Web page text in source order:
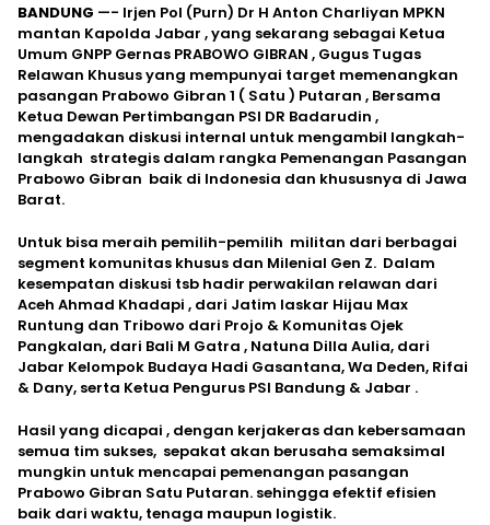
BANDUNG —- Irjen Pol (Purn) Dr H Anton Charliyan MPKN
mantan Kapolda Jabar , yang sekarang sebagai Ketua
Umum GNPP Gernas PRABOWO GIBRAN , Gugus Tugas
Relawan Khusus yang mempunyai target memenangkan
pasangan Prabowo Gibran 1 ( Satu ) Putaran , Bersama
Ketua Dewan Pertimbangan PSI DR Badarudin ,
mengadakan diskusi internal untuk mengambil langkah-
langkah strategis dalam rangka Pemenangan Pasangan
Prabowo Gibran baik di Indonesia dan khususnya di Jawa
Barat.
Untuk bisa meraih pemilih-pemilih militan dari berbagai
segment komunitas khusus dan Milenial Gen Z. Dalam
kesempatan diskusi tsb hadir perwakilan relawan dari
Aceh Ahmad Khadapi , dari Jatim laskar Hijau Max
Runtung dan Tribowo dari Projo & Komunitas Ojek
Pangkalan, dari Bali M Gatra , Natuna Dilla Aulia, dari
Jabar Kelompok Budaya Hadi Gasantana, Wa Deden, Rifai
& Dany, serta Ketua Pengurus PSI Bandung & Jabar .
Hasil yang dicapai , dengan kerjakeras dan kebersamaan
semua tim sukses, sepakat akan berusaha semaksimal
mungkin untuk mencapai pemenangan pasangan
Prabowo Gibran Satu Putaran. sehingga efektif efisien
baik dari waktu, tenaga maupun logistik.